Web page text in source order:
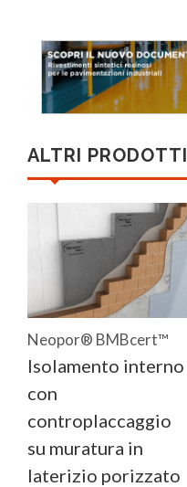
ALTRI PRODOTTI
Neopor® BMBcert™
Isolamento interno
con
controplaccaggio
su muratura in
laterizio porizzato